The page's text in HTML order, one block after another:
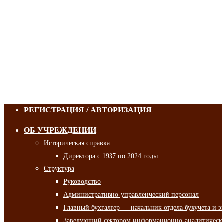
РЕГИСТРАЦИЯ / АВТОРИЗАЦИЯ
ОБ УЧРЕЖДЕНИИ
Историческая справка
Директора с 1937 по 2024 годы
Структура
Руководство
Административно-управленческий персонал
Главный бухгалтер — начальник отдела бухучета и
Заведующий сектором информационно-